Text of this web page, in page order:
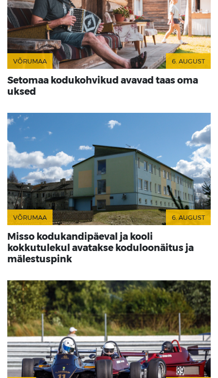
VÕRUMAA 6. AUGUST
Setomaa kodukohvikud avavad taas oma
uksed
VÕRUMAA 6. AUGUST
Misso kodukandipäeval ja kooli
kokkutulekul avatakse koduloonäitus ja
mälestuspink